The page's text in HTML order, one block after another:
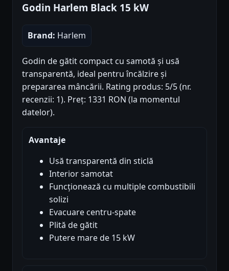
Godin Harlem Black 15 kW
Brand: Harlem
Godin de gătit compact cu samotă și usă
transparentă, ideal pentru încălzire și
prepararea mâncării. Rating produs: 5/5 (nr.
recenzii: 1). Preț: 1331 RON (la momentul
datelor).
Avantaje
Usă transparentă din sticlă
Interior samotat
Funcționează cu multiple combustibili
solizi
Evacuare centru-spate
Plită de gătit
Putere mare de 15 kW